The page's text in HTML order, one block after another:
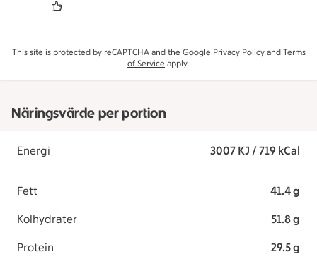
This site is protected by reCAPTCHA and the Google Privacy Policyand Terms
of Service apply.
Näringsvärde per portion
Energi 3007 KJ / 719 kCal
Fett 41.4 g
Kolhydrater 51.8 g
Protein 29.5 g